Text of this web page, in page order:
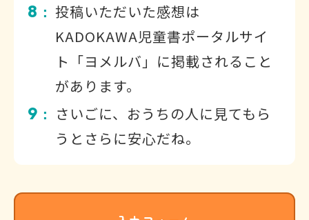
8 ： 投稿いただいた感想は
KADOKAWA児童書ポータルサイ
ト「ヨメルバ」に掲載されること
があります。
9 ：
さいごに、おうちの人に見てもら
うとさらに安心だね。